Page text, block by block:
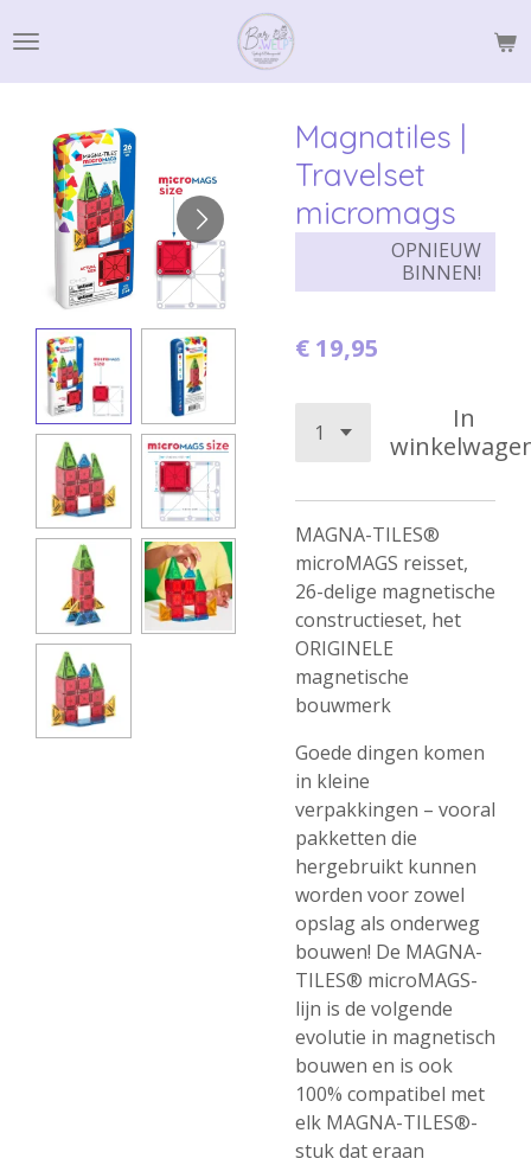
direct
naar
hoofdinhoud
Magnatiles |
Travelset
micromags
OPNIEUW
BINNEN!
€ 19,95
In
MAGNA-TILES®
microMAGS reisset,
26-delige magnetische
constructieset, het
ORIGINELE
magnetische
bouwmerk
Goede dingen komen
in kleine
verpakkingen – vooral
pakketten die
hergebruikt kunnen
worden voor zowel
opslag als onderweg
bouwen! De MAGNA-
TILES® microMAGS-
lijn is de volgende
evolutie in magnetisch
bouwen en is ook
100% compatibel met
elk MAGNA-TILES®-
stuk dat eraan